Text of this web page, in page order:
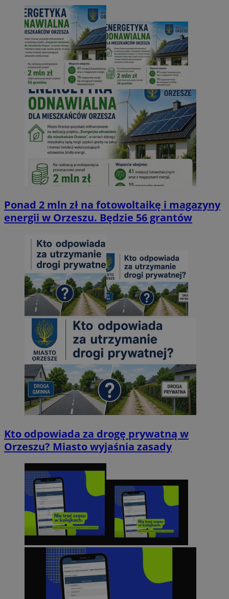
Ponad 2 mln zł na fotowoltaikę i magazyny
energii w Orzeszu. Będzie 56 grantów
Kto odpowiada za drogę prywatną w
Orzeszu? Miasto wyjaśnia zasady